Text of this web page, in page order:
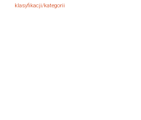
klasyfikacji/kategorii